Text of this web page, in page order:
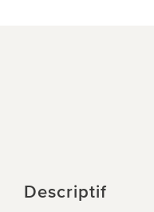
Descriptif